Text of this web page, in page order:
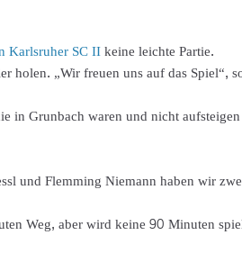
Karlsruher SC IIkeine leichte Partie.
holen. „Wir freuen uns auf das Spiel“,
in Grunbach waren und nicht aufsteigen
und Flemming Niemann haben wir
Weg, aber wird keine 90 Minuten